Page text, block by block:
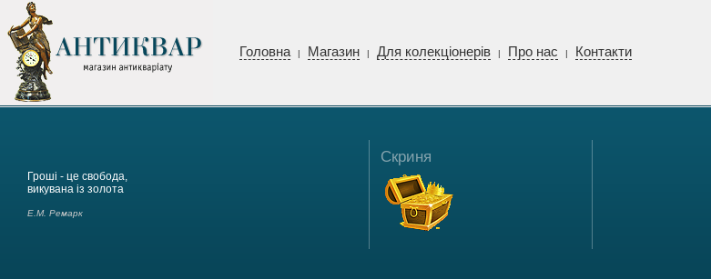
Головна | Магазин | Для колекціонерів | Про нас | Контакти
Гроші - це свобода,
викувана із золота
Е.М. Ремарк
Скриня